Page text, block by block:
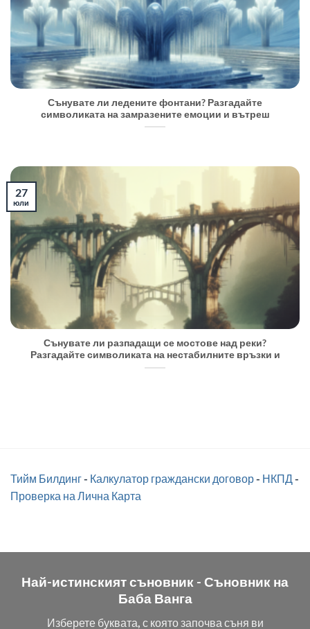
Сънувате ли ледените фонтани? Разгадайте
символиката на замразените емоции и вътреш
Сънувате ли разпадащи се мостове над реки?
Разгадайте символиката на нестабилните връзки и
27
юли
Тийм Билдинг- Калкулатор граждански договор- НКПД-
Проверка на Лична Карта
Най-истинският съновник - Съновник на
Баба Ванга
Изберете буквата, с която започва съня ви